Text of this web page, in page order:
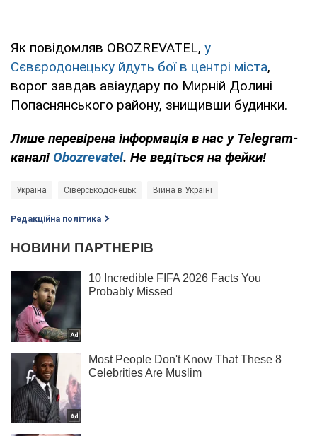
Як повідомляв OBOZREVATEL, у
Сєвєродонецьку йдуть бої в центрі міста,
ворог завдав авіаудару по Мирній Долині
Попаснянського району, знищивши будинки.
Лише перевірена інформація в нас у Telegram-
каналі Obozrevatel. Не ведіться на фейки!
Україна Сіверськодонецьк Війна в Україні
Редакційна політика